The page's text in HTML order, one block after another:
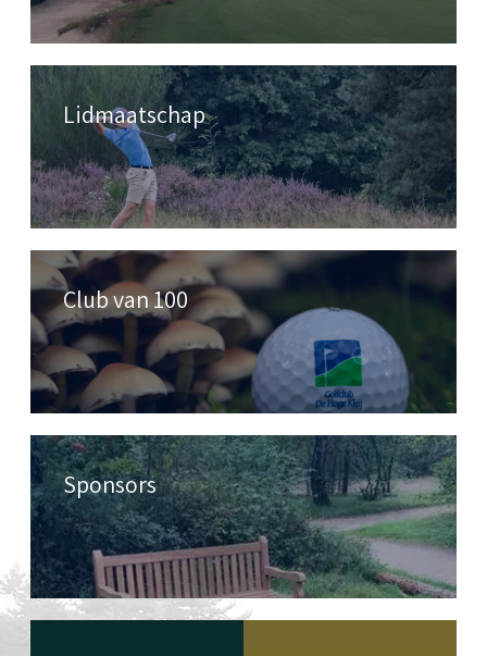
Lidmaatschap
Club van 100
Sponsors